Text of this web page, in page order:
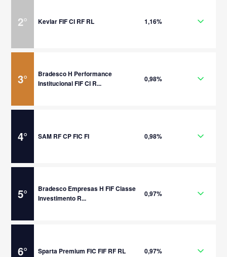
2° Kevlar FIF CI RF RL 1,16%
3°
Bradesco H Performance
Institucional FIF CI R...
0,98%
4° SAM RF CP FIC FI 0,98%
5°
Bradesco Empresas H FIF Classe
Investimento R...
0,97%
6° Sparta Premium FIC FIF RF RL 0,97%